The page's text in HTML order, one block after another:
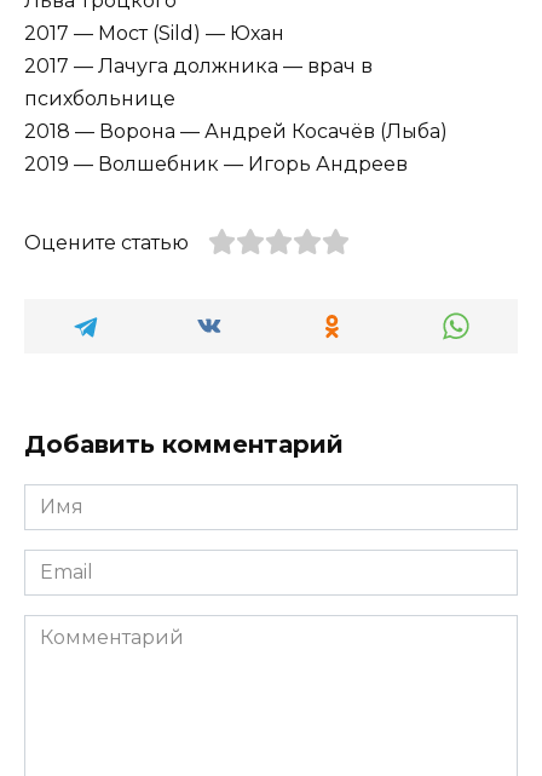
2017 — Мост (Sild) — Юхан
2017 — Лачуга должника — врач в
психбольнице
2018 — Ворона — Андрей Косачёв (Лыба)
2019 — Волшебник — Игорь Андреев
Оцените статью
Добавить комментарий
Имя
*
Email
*
Комментарий